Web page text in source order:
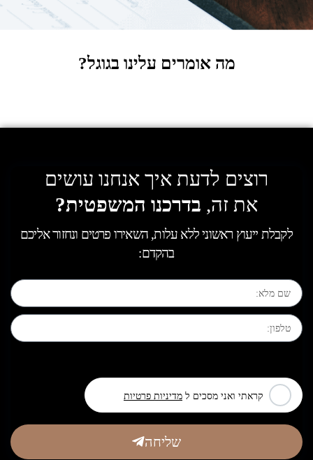
מה אומרים עלינו בגוגל?
רוצים לדעת איך אנחנו עושים
את זה, בדרכנו המשפטית?
לקבלת ייעוץ ראשוני ללא עלות, השאירו פרטים ונחזור אליכם
בהקדם:
קראתי ואני מסכים ל מדיניות פרטיות
שליחה